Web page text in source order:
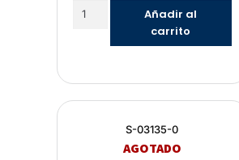
Añadir al
carrito
S-03135-0
AGOTADO